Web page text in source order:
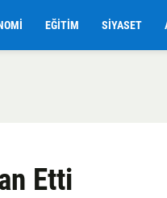
EĞITIM SIYASET
Etti